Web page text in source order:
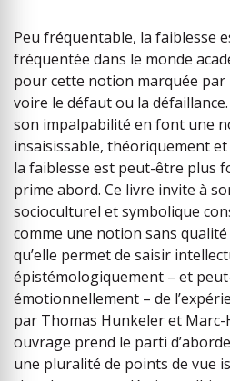
Peu fréquentable, la faiblesse
fréquentée dans le monde
pour cette notion marquée par
voire le défaut ou la
son impalpabilité en font une
insaisissable, théoriquement
la faiblesse est peut-être plus
prime abord. Ce livre invite à
socioculturel et symbolique
comme une notion sans
qu’elle permet de saisir
épistémologiquement – et
émotionnellement – de
par Thomas Hunkeler et Marc-
ouvrage prend le parti
une pluralité de points de vue